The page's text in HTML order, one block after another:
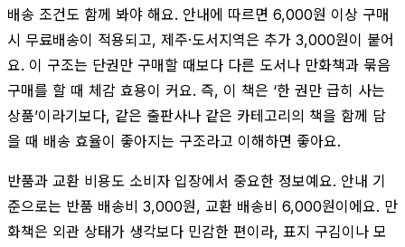
배송 조건도 함께 봐야 해요. 안내에 따르면 6,000원 이상 구매
시 무료배송이 적용되고, 제주·도서지역은 추가 3,000원이 붙어
요. 이 구조는 단권만 구매할 때보다 다른 도서나 만화책과 묶음
구매를 할 때 체감 효용이 커요. 즉, 이 책은 ‘한 권만 급히 사는
상품’이라기보다, 같은 출판사나 같은 카테고리의 책을 함께 담
을 때 배송 효율이 좋아지는 구조라고 이해하면 좋아요.
반품과 교환 비용도 소비자 입장에서 중요한 정보예요. 안내 기
준으로는 반품 배송비 3,000원, 교환 배송비 6,000원이에요. 만
화책은 외관 상태가 생각보다 민감한 편이라, 표지 구김이나 모